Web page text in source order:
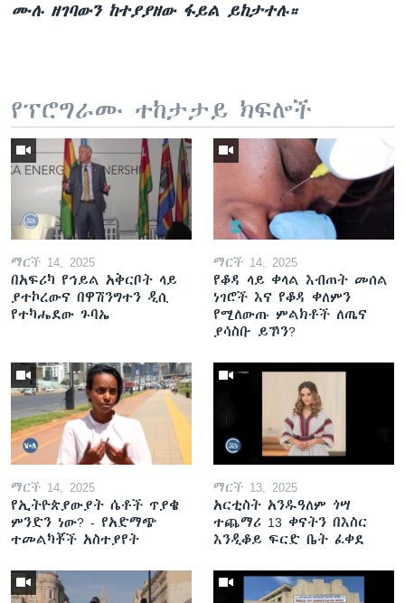
ሙሉ ዘገባውን ከተያያዘው ፋይል ይከታተሉ።
የፕሮግራሙ ተከታታይ ክፍሎች
ማርች 14, 2025
በአፍሪካ የኅይል አቅርቦት ላይ
ያተኮረውና በዋሽንግተን ዲሲ
የተካሔደው ጉባኤ
ማርች 14, 2025
የቆዳ ላይ ቀላል እብጠት መሰል
ነገሮች እና የቆዳ ቀለምን
የሚለውጡ ምልክቶች ለጤና
ያሳስቡ ይኾን?
ማርች 14, 2025
የኢትዮጵያውያት ሴቶች ጥያቄ
ምንድን ነው? - የአድማጭ
ተመልካቾች አስተያየት
ማርች 13, 2025
አርቲስት አንዱዓለም ጎሣ
ተጨማሪ 13 ቀናትን በእስር
እንዲቆይ ፍርድ ቤት ፈቀደ